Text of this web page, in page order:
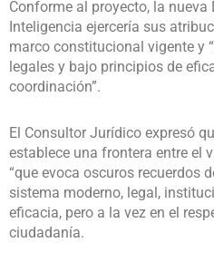
Conforme al proyecto, la
Inteligencia ejercería sus
marco constitucional vigente y
legales y bajo principios de
coordinación”.
El Consultor Jurídico expresó
establece una frontera entre el
“que evoca oscuros recuerdos
sistema moderno, legal,
eficacia, pero a la vez en el
ciudadanía.